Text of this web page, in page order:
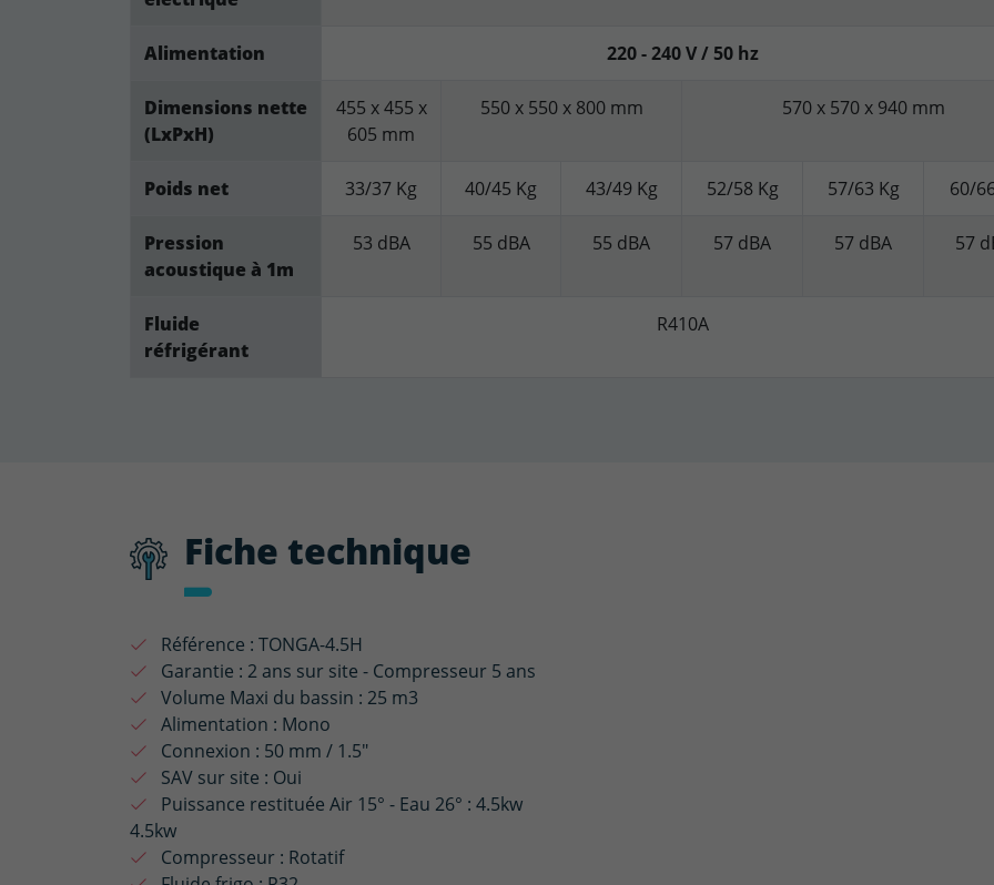
Alimentation 220 - 240 V / 50 hz
Dimensions nette
(LxPxH)
455 x 455 x
605 mm
550 x 550 x 800 mm 570 x 570 x 940 mm
Poids net 33/37 Kg 40/45 Kg 43/49 Kg 52/58 Kg 57/63 Kg 60/
Pression
acoustique à 1m
53 dBA 55 dBA 55 dBA 57 dBA 57 dBA 57
Fluide
réfrigérant
R410A
Fiche technique
Référence : TONGA-4.5H
Garantie : 2 ans sur site - Compresseur 5 ans
Volume Maxi du bassin : 25 m3
Alimentation : Mono
Connexion : 50 mm / 1.5"
SAV sur site : Oui
Puissance restituée Air 15° - Eau 26° : 4.5kw
4.5kw
Compresseur : Rotatif